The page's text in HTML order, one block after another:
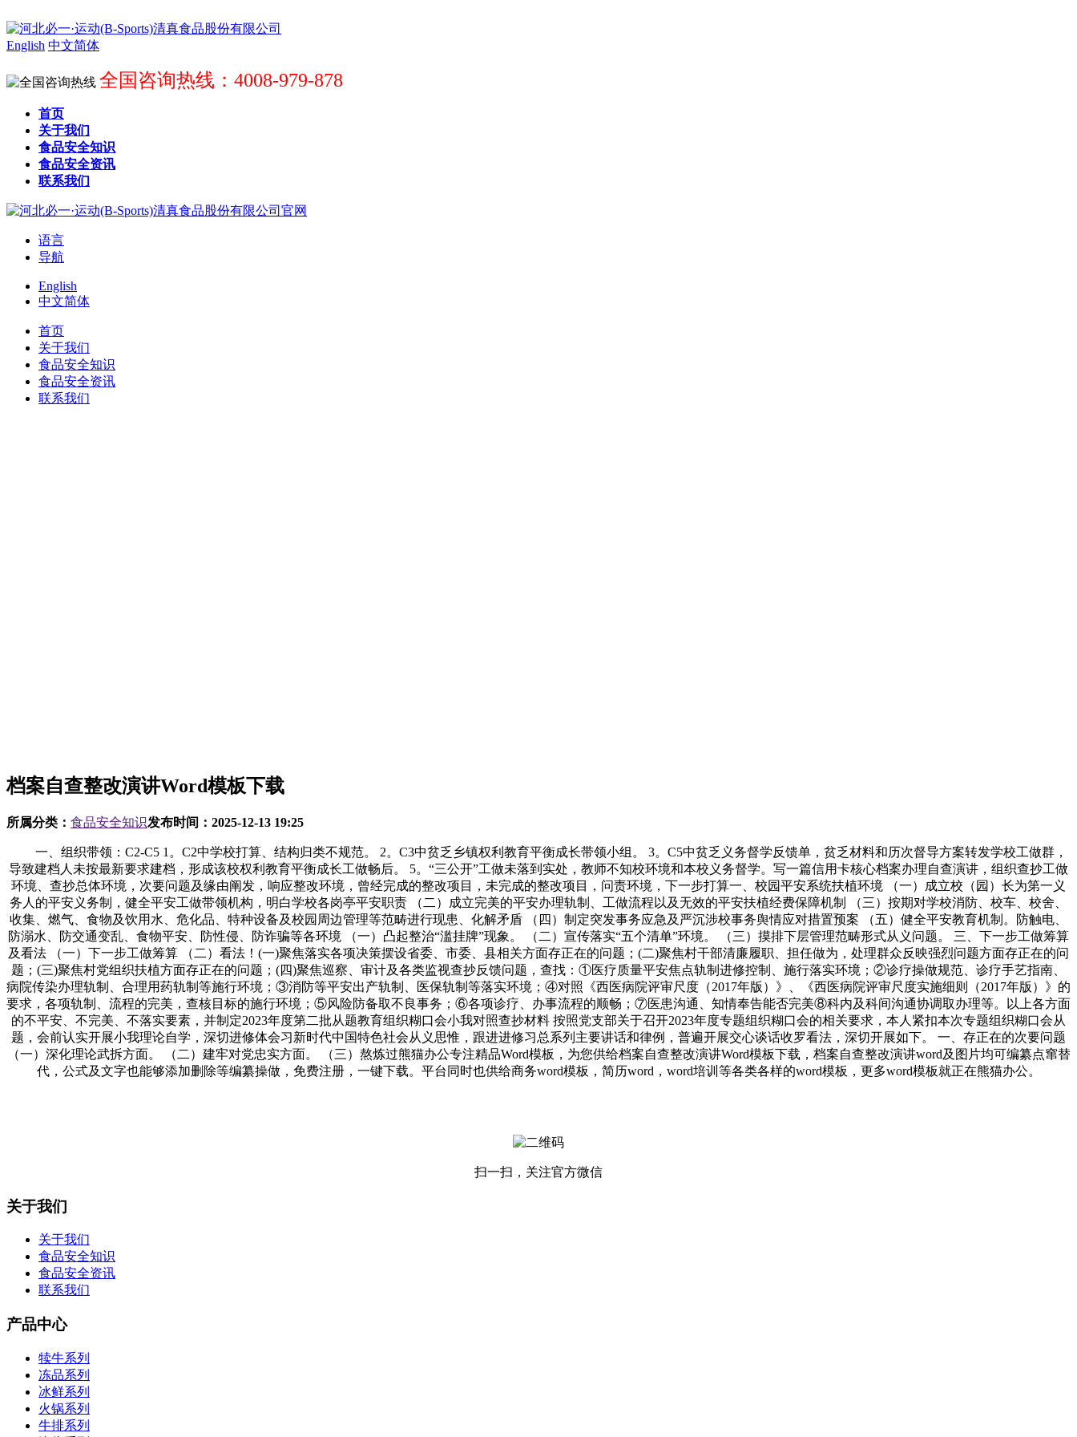
English 中文简体
全国咨询热线：4008-979-878
首页
关于我们
食品安全知识
食品安全资讯
联系我们
语言
导航
English
中文简体
首页
关于我们
食品安全知识
食品安全资讯
联系我们
档案自查整改演讲Word模板下载
所属分类： 食品安全知识发布时间： 2025-12-13 19:25
一、组织带领：C2-C5 1。C2中学校打算、结构归类不规范。 2。C3中贫乏乡镇权利教育平衡成长带领小组。 3。C5中贫乏义务督学反馈单，贫乏材料和历次督导方案转发学校工做群，
导致建档人未按最新要求建档，形成该校权利教育平衡成长工做畅后。 5。“三公开”工做未落到实处，教师不知校环境和本校义务督学。写一篇信用卡核心档案办理自查演讲，组织查抄工做
环境、查抄总体环境，次要问题及缘由阐发，响应整改环境，曾经完成的整改项目，未完成的整改项目，问责环境，下一步打算一、校园平安系统扶植环境 （一）成立校（园）长为第一义
务人的平安义务制，健全平安工做带领机构，明白学校各岗亭平安职责 （二）成立完美的平安办理轨制、工做流程以及无效的平安扶植经费保障机制 （三）按期对学校消防、校车、校舍、
收集、燃气、食物及饮用水、危化品、特种设备及校园周边管理等范畴进行现患、化解矛盾 （四）制定突发事务应急及严沉涉校事务舆情应对措置预案 （五）健全平安教育机制。防触电、
防溺水、防交通变乱、食物平安、防性侵、防诈骗等各环境 （一）凸起整治“滥挂牌”现象。 （二）宣传落实“五个清单”环境。 （三）摸排下层管理范畴形式从义问题。 三、下一步工做筹算
及看法 （一）下一步工做筹算 （二）看法！(一)聚焦落实各项决策摆设省委、市委、县相关方面存正在的问题；(二)聚焦村干部清廉履职、担任做为，处理群众反映强烈问题方面存正在的问
题；(三)聚焦村党组织扶植方面存正在的问题；(四)聚焦巡察、审计及各类监视查抄反馈问题，查找：①医疗质量平安焦点轨制进修控制、施行落实环境；②诊疗操做规范、诊疗手艺指南、
病院传染办理轨制、合理用药轨制等施行环境；③消防等平安出产轨制、医保轨制等落实环境；④对照《西医病院评审尺度（2017年版）》、《西医病院评审尺度实施细则（2017年版）》的
要求，各项轨制、流程的完美，查核目标的施行环境；⑤风险防备取不良事务；⑥各项诊疗、办事流程的顺畅；⑦医患沟通、知情奉告能否完美⑧科内及科间沟通协调取办理等。以上各方面
的不平安、不完美、不落实要素，并制定2023年度第二批从题教育组织糊口会小我对照查抄材料 按照党支部关于召开2023年度专题组织糊口会的相关要求，本人紧扣本次专题组织糊口会从
题，会前认实开展小我理论自学，深切进修体会习新时代中国特色社会从义思惟，跟进进修习总系列主要讲话和律例，普遍开展交心谈话收罗看法，深切开展如下。 一、存正在的次要问题
（一）深化理论武拆方面。 （二）建牢对党忠实方面。 （三）熬炼过熊猫办公专注精品Word模板，为您供给档案自查整改演讲Word模板下载，档案自查整改演讲word及图片均可编纂点窜替
代，公式及文字也能够添加删除等编纂操做，免费注册，一键下载。平台同时也供给商务word模板，简历word，word培训等各类各样的word模板，更多word模板就正在熊猫办公。
扫一扫，关注官方微信
关于我们
关于我们
食品安全知识
食品安全资讯
联系我们
产品中心
犊牛系列
冻品系列
冰鲜系列
火锅系列
牛排系列